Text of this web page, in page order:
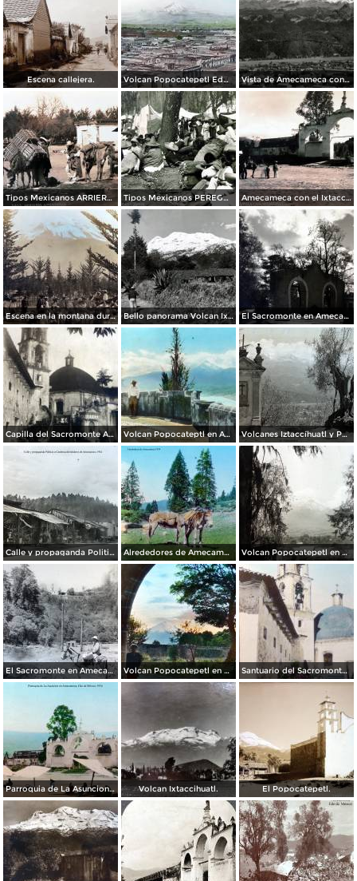
Escena callejera. Volcan Popocatepetl Edo de México por el Fotógrafos: William Henry Jackson. Vista de Amecameca con el volcán Iztaccíhuatl al fondo
Tipos Mexicanos ARRIEROS de Amecameca Por el Fotógrafo Hugo Brehme. Tipos Mexicanos PEREGRINOS de Amecameca Por el Fotógrafo Hugo Brehme. Amecameca con el Ixtaccihuatl por el Fotógrafos Hugo Brehme.
Escena en la montana durante la Revolucion Mexicana por el Fotógrafo Walter H. Horne. ( Circulada el 25 de Septiembre de 1916 ). Bello panorama Volcan Ixtaccihuatl en Amecameca, Edo de México El Sacromonte en Amecameca, Edo de México.
Capilla del Sacromonte Amecameca, Edo de México. Volcan Popocateptl en Amecameca, por el fotógrafo T. Enami, de Yokohama, Japón (1934) Volcanes Iztaccíhuatl y Popocatéptl desde Amecameca, por el fotógrafo T. Enami, de Yokohama, Japón (1934)
Calle y propaganda Politica a Cardenas Alrededores de Amecameca 1934 Alrededores de Amecameca, por el fotógrafo T. Enami, de Yokohama, Japón (1934) Volcan Popocatepetl en Amecameca, por el fotógrafo T. Enami, de Yokohama, Japón (1934)
El Sacromonte en Amecameca, por el fotógrafo T. Enami, de Yokohama, Japón (1934) Volcan Popocatepetl en Amecameca, por el fotógrafo T. Enami, de Yokohama, Japón (1934) Santuario del Sacromonte en Amecameca, por el fotógrafo T. Enami, de Yokohama, Japón (1934)
Parroquia de La Asuncion en Amecameca, por el fotógrafo T. Enami, de Yokohama, Japón (1934) Volcan Ixtaccihuatl. El Popocatepetl.